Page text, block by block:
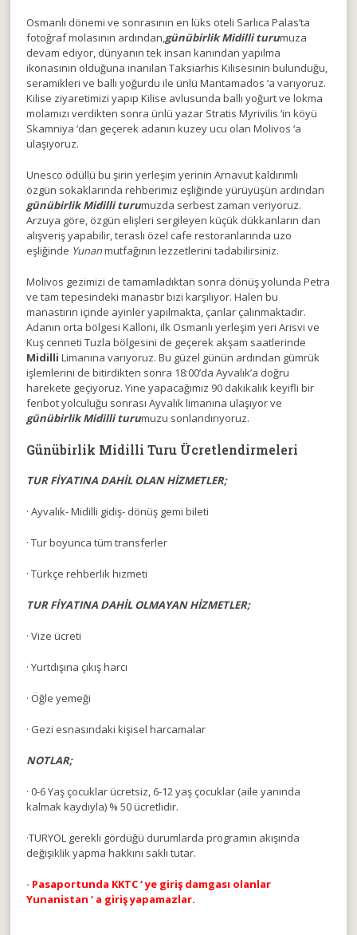
Osmanlı dönemi ve sonrasının en lüks oteli Sarlıca Palas’ta
fotoğraf molasının ardından,günübirlik Midilli turumuza
devam ediyor, dünyanın tek insan kanından yapılma
ikonasının olduğuna inanılan Taksiarhis Kilisesinin bulunduğu,
seramikleri ve ballı yoğurdu ile ünlü Mantamados ‘a varıyoruz.
Kilise ziyaretimizi yapıp Kilise avlusunda ballı yoğurt ve lokma
molamızı verdikten sonra ünlü yazar Stratis Myrivilis ‘in köyü
Skamniya ‘dan geçerek adanın kuzey ucu olan Molivos ‘a
ulaşıyoruz.
Unesco ödüllü bu şirin yerleşim yerinin Arnavut kaldırımlı
özgün sokaklarında rehberimiz eşliğinde yürüyüşün ardından
günübirlik Midilli turumuzda serbest zaman veriyoruz.
Arzuya göre, özgün elişleri sergileyen küçük dükkanların dan
alışveriş yapabilir, teraslı özel cafe restoranlarında uzo
eşliğinde Yunanmutfağının lezzetlerini tadabilirsiniz.
Molivos gezimizi de tamamladıktan sonra dönüş yolunda Petra
ve tam tepesindeki manastır bizi karşılıyor. Halen bu
manastırın içinde ayinler yapılmakta, çanlar çalınmaktadır.
Adanın orta bölgesi Kalloni, ilk Osmanlı yerleşim yeri Arisvi ve
Kuş cenneti Tuzla bölgesini de geçerek akşam saatlerinde
Midilli Limanına varıyoruz. Bu güzel günün ardından gümrük
işlemlerini de bitirdikten sonra 18:00’da Ayvalık’a doğru
harekete geçiyoruz. Yine yapacağımız 90 dakikalık keyifli bir
feribot yolculuğu sonrası Ayvalık limanına ulaşıyor ve
günübirlik Midilli turumuzu sonlandırıyoruz.
Günübirlik Midilli Turu Ücretlendirmeleri
TUR FİYATINA DAHİL OLAN HİZMETLER;
· Ayvalık- Midilli gidiş- dönüş gemi bileti
· Tur boyunca tüm transferler
· Türkçe rehberlik hizmeti
TUR FİYATINA DAHİL OLMAYAN HİZMETLER;
· Vize ücreti
· Yurtdışına çıkış harcı
· Öğle yemeği
· Gezi esnasındaki kişisel harcamalar
NOTLAR;
· 0-6 Yaş çocuklar ücretsiz, 6-12 yaş çocuklar (aile yanında
kalmak kaydıyla) % 50 ücretlidir.
·TURYOL gerekli gördüğü durumlarda programın akışında
değişiklik yapma hakkını saklı tutar.
· Pasaportunda KKTC ‘ ye giriş damgası olanlar
Yunanistan ‘ a giriş yapamazlar.